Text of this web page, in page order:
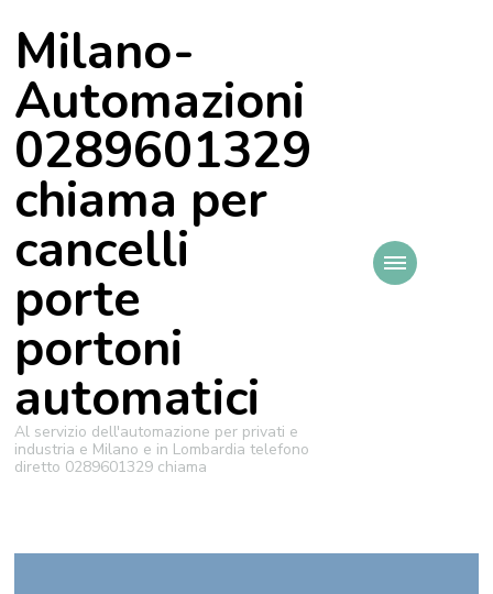
Milano-
Automazioni
0289601329
chiama per
cancelli
porte
portoni
automatici
Al servizio dell'automazione per privati e
industria e Milano e in Lombardia telefono
diretto 0289601329 chiama